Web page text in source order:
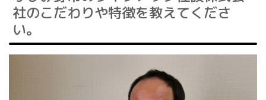
社のこだわりや特徴を教えてくださ
い。